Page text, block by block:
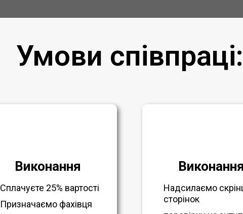
Умови співпраці:
Виконання
Сплачуєте 25% вартості
Призначаємо фахівця
Виконання
Надсилаємо
сторінок